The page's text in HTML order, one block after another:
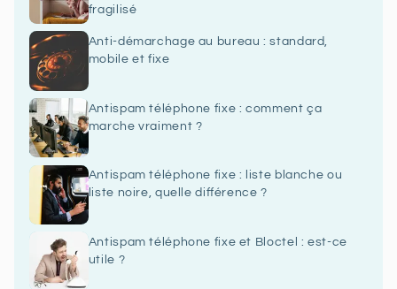
fragilisé
Anti-démarchage au bureau : standard,
mobile et fixe
Antispam téléphone fixe : comment ça
marche vraiment ?
Antispam téléphone fixe : liste blanche ou
liste noire, quelle différence ?
Antispam téléphone fixe et Bloctel : est-ce
utile ?